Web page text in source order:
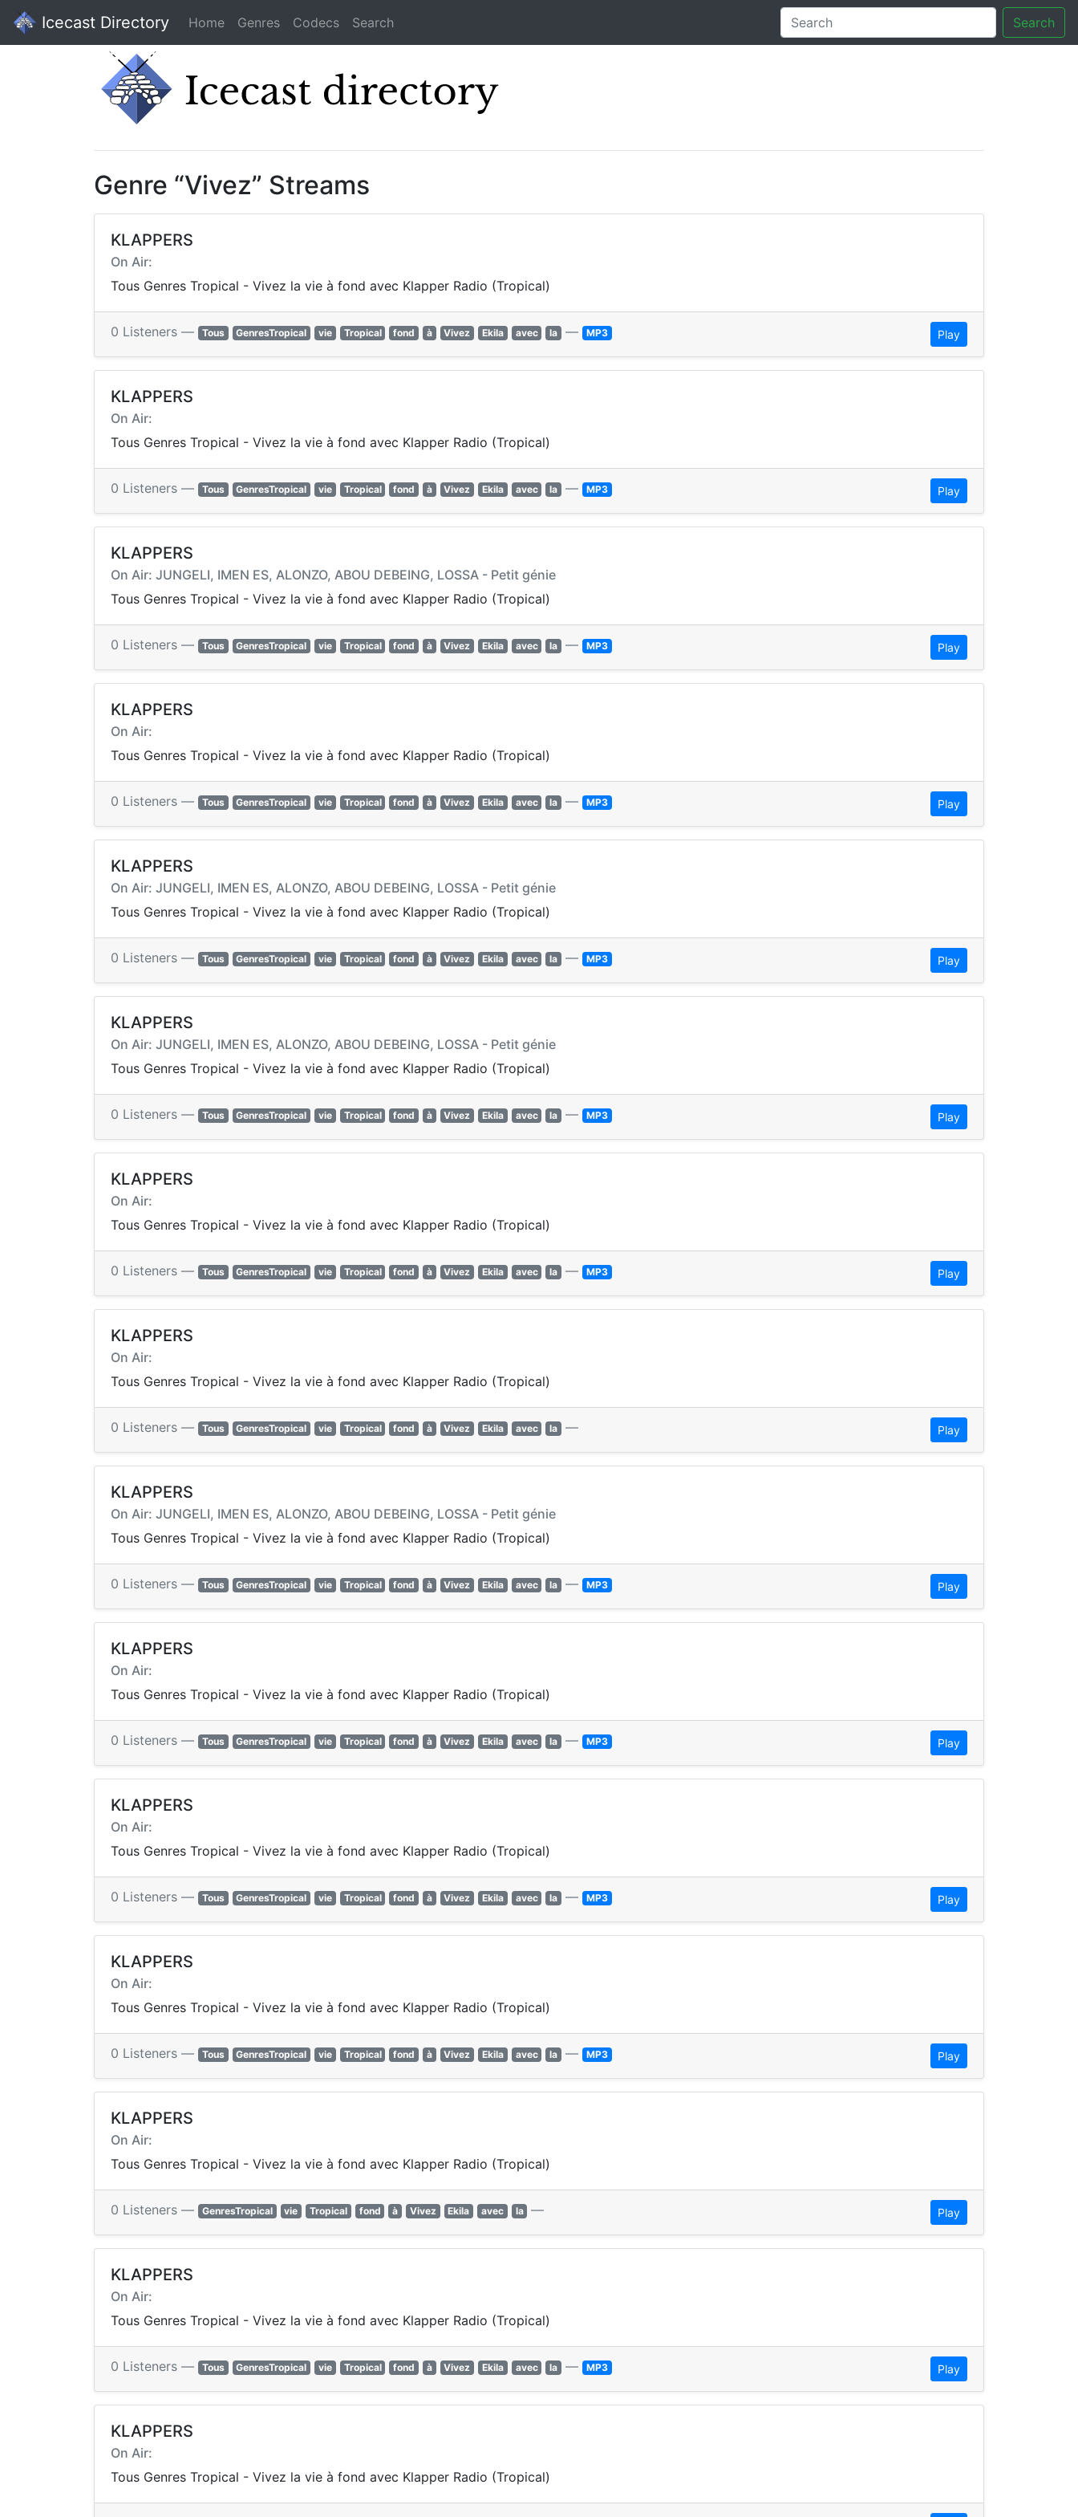
Icecast Directory Home Genres Codecs Search Search
Genre “Vivez” Streams
KLAPPERS
On Air:
Tous Genres Tropical - Vivez la vie à fond avec Klapper Radio (Tropical)
0 Listeners — Tous GenresTropical vie Tropical fond à Vivez Ekila avec la — MP3 Play
KLAPPERS
On Air:
Tous Genres Tropical - Vivez la vie à fond avec Klapper Radio (Tropical)
0 Listeners — Tous GenresTropical vie Tropical fond à Vivez Ekila avec la — MP3 Play
KLAPPERS
On Air: JUNGELI, IMEN ES, ALONZO, ABOU DEBEING, LOSSA - Petit génie
Tous Genres Tropical - Vivez la vie à fond avec Klapper Radio (Tropical)
0 Listeners — Tous GenresTropical vie Tropical fond à Vivez Ekila avec la — MP3 Play
KLAPPERS
On Air:
Tous Genres Tropical - Vivez la vie à fond avec Klapper Radio (Tropical)
0 Listeners — Tous GenresTropical vie Tropical fond à Vivez Ekila avec la — MP3 Play
KLAPPERS
On Air: JUNGELI, IMEN ES, ALONZO, ABOU DEBEING, LOSSA - Petit génie
Tous Genres Tropical - Vivez la vie à fond avec Klapper Radio (Tropical)
0 Listeners — Tous GenresTropical vie Tropical fond à Vivez Ekila avec la — MP3 Play
KLAPPERS
On Air: JUNGELI, IMEN ES, ALONZO, ABOU DEBEING, LOSSA - Petit génie
Tous Genres Tropical - Vivez la vie à fond avec Klapper Radio (Tropical)
0 Listeners — Tous GenresTropical vie Tropical fond à Vivez Ekila avec la — MP3 Play
KLAPPERS
On Air:
Tous Genres Tropical - Vivez la vie à fond avec Klapper Radio (Tropical)
0 Listeners — Tous GenresTropical vie Tropical fond à Vivez Ekila avec la — MP3 Play
KLAPPERS
On Air:
Tous Genres Tropical - Vivez la vie à fond avec Klapper Radio (Tropical)
0 Listeners — Tous GenresTropical vie Tropical fond à Vivez Ekila avec la — Play
KLAPPERS
On Air: JUNGELI, IMEN ES, ALONZO, ABOU DEBEING, LOSSA - Petit génie
Tous Genres Tropical - Vivez la vie à fond avec Klapper Radio (Tropical)
0 Listeners — Tous GenresTropical vie Tropical fond à Vivez Ekila avec la — MP3 Play
KLAPPERS
On Air:
Tous Genres Tropical - Vivez la vie à fond avec Klapper Radio (Tropical)
0 Listeners — Tous GenresTropical vie Tropical fond à Vivez Ekila avec la — MP3 Play
KLAPPERS
On Air:
Tous Genres Tropical - Vivez la vie à fond avec Klapper Radio (Tropical)
0 Listeners — Tous GenresTropical vie Tropical fond à Vivez Ekila avec la — MP3 Play
KLAPPERS
On Air:
Tous Genres Tropical - Vivez la vie à fond avec Klapper Radio (Tropical)
0 Listeners — Tous GenresTropical vie Tropical fond à Vivez Ekila avec la — MP3 Play
KLAPPERS
On Air:
Tous Genres Tropical - Vivez la vie à fond avec Klapper Radio (Tropical)
0 Listeners — GenresTropical vie Tropical fond à Vivez Ekila avec la — Play
KLAPPERS
On Air:
Tous Genres Tropical - Vivez la vie à fond avec Klapper Radio (Tropical)
0 Listeners — Tous GenresTropical vie Tropical fond à Vivez Ekila avec la — MP3 Play
KLAPPERS
On Air:
Tous Genres Tropical - Vivez la vie à fond avec Klapper Radio (Tropical)